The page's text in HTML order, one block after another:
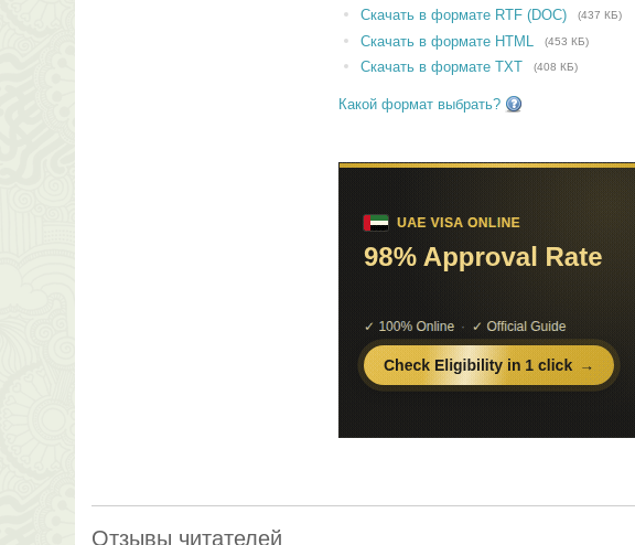
Скачать в формате RTF (DOC) (437 КБ)
Скачать в формате HTML (453 КБ)
Скачать в формате TXT (408 КБ)
Какой формат выбрать?
Отзывы читателей